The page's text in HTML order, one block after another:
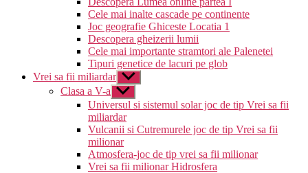
Cele mai inalte cascade pe continente
Joc geografie Ghiceste Locatia 1
Descopera gheizerii lumii
Cele mai importante stramtori ale Palenetei
Tipuri genetice de lacuri pe glob
Vrei sa fii miliardar Arată
submeniul
Clasa a V-a Arată
submeniul
Universul si sistemul solar joc de tip Vrei sa fii
miliardar
Vulcanii si Cutremurele joc de tip Vrei sa fii
milionar
Atmosfera-joc de tip vrei sa fii milionar
Vrei sa fii milionar Hidrosfera